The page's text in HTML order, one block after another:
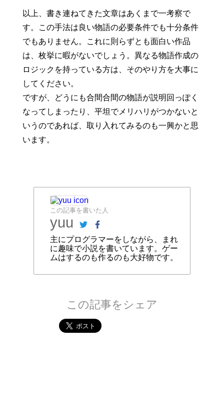
以上、書き連ねてきた文章はあくまで一考察で
す。この手法は良い物語の必要条件でも十分条件
でもありません。これに則らずとも面白い作品
は、枚挙に暇がないでしょう。異なる物語作成の
ロジックを持っている方は、そのやり方を大事に
してください。
ですが、どうにも合間合間の物語が説明回っぽく
なってしまったり、平坦でメリハリがつかないと
いうのであれば、取り入れてみるのも一興かと思
います。
この記事を書いた人
yuu
主にプログラマーをしながら、まれ
に趣味で小説を書いています。ゲー
ムはするのも作るのも大好物です。
この記事をシェア